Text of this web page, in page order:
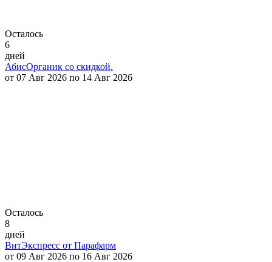
Осталось
6
дней
АбисОрганик со скидкой.
от 07 Авг 2026 по 14 Авг 2026
Осталось
8
дней
ВитЭкспресс от Парафарм
от 09 Авг 2026 по 16 Авг 2026